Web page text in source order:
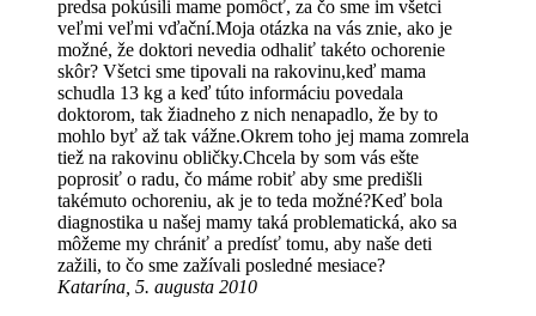
predsa pokúsili mame pomôcť, za čo sme im všetci
veľmi veľmi vďační.Moja otázka na vás znie, ako je
možné, že doktori nevedia odhaliť takéto ochorenie
skôr? Všetci sme tipovali na rakovinu,keď mama
schudla 13 kg a keď túto informáciu povedala
doktorom, tak žiadneho z nich nenapadlo, že by to
mohlo byť až tak vážne.Okrem toho jej mama zomrela
tiež na rakovinu obličky.Chcela by som vás ešte
poprosiť o radu, čo máme robiť aby sme predišli
takémuto ochoreniu, ak je to teda možné?Keď bola
diagnostika u našej mamy taká problematická, ako sa
môžeme my chrániť a predísť tomu, aby naše deti
zažili, to čo sme zažívali posledné mesiace?
Katarína, 5. augusta 2010